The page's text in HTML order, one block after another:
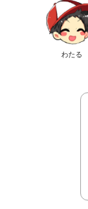
わたる